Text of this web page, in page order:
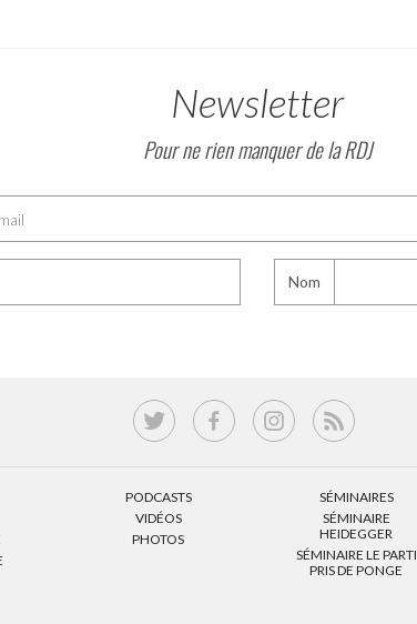
Newsletter
Pour ne rien manquer de la RDJ
Nom
PODCASTS
VIDÉOS
PHOTOS
SÉMINAIRES
SÉMINAIRE
HEIDEGGER
SÉMINAIRE LE PARTI
PRIS DE PONGE